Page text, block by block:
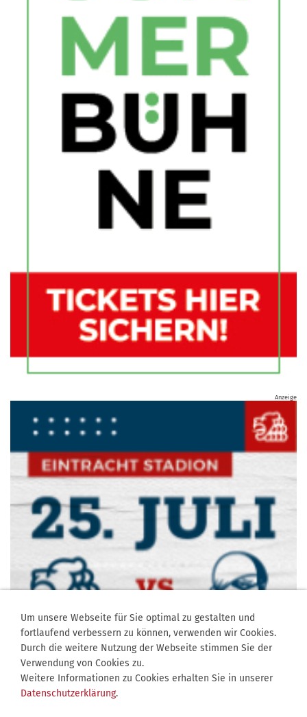
Anzeige
Um unsere Webseite für Sie optimal zu gestalten und
fortlaufend verbessern zu können, verwenden wir Cookies.
Durch die weitere Nutzung der Webseite stimmen Sie der
Verwendung von Cookies zu.
Weitere Informationen zu Cookies erhalten Sie in unserer
Datenschutzerklärung.